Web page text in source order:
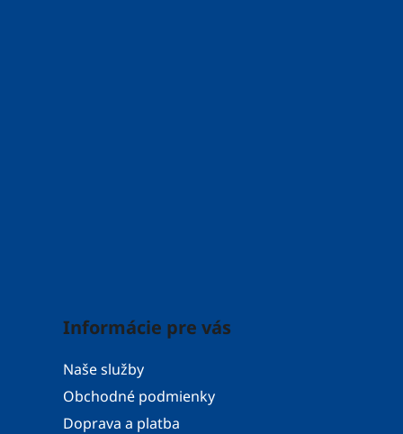
Informácie pre vás
Naše služby
Obchodné podmienky
Doprava a platba